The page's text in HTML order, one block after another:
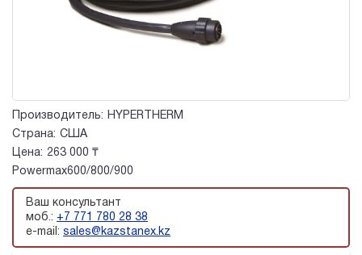
Производитель:
HYPERTHERM
Страна: США
Цена: 263 000 ₸
Powermax600/800/900
Ваш консультант
моб.: +7 771 780 28 38
e-mail: sales@kazstanex.kz